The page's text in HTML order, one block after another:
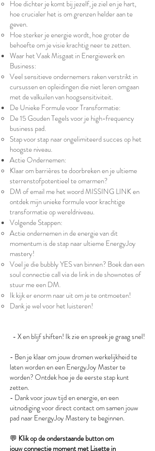
Hoe dichter je komt bij jezelf, je ziel en je hart,
hoe crucialer het is om grenzen helder aan te
geven.
Hoe sterker je energie wordt, hoe groter de
behoefte om je visie krachtig neer te zetten.
Waar het Vaak Misgaat in Energiewerk en
Business:
Veel sensitieve ondernemers raken verstrikt in
cursussen en opleidingen die niet leren omgaan
met de valkuilen van hoogsensitiviteit.
De Unieke Formule voor Transformatie:
De 15 Gouden Tegels voor je high-frequency
business pad.
Stap voor stap naar ongelimiteerd succes op het
hoogste niveau.
Actie Ondernemen:
Klaar om barrières te doorbreken en je ultieme
sterrenstofpotentieel te omarmen?
DM of email me het woord MISSING LINK en
ontdek mijn unieke formule voor krachtige
transformatie op wereldniveau.
Volgende Stappen:
Actie ondernemen in de energie van dit
momentum is de stap naar ultieme EnergyJoy
mastery!
Voel je die bubbly YES van binnen? Boek dan een
soul connectie call via de link in de shownotes of
stuur me een DM.
Ik kijk er enorm naar uit om je te ontmoeten!
Dank je wel voor het luisteren!
- X en blijf shiften! Ik zie en spreek je graag snel!
- Ben je klaar om jouw dromen werkelijkheid te
laten worden en een EnergyJoy Master te
worden? Ontdek hoe je de eerste stap kunt
zetten.
- Dank voor jouw tijd en energie, en een
uitnodiging voor direct contact om samen jouw
pad naar EnergyJoy Mastery te beginnen.
💬 Klik op de onderstaande button om
jouwconnectie momentmet Lisette in